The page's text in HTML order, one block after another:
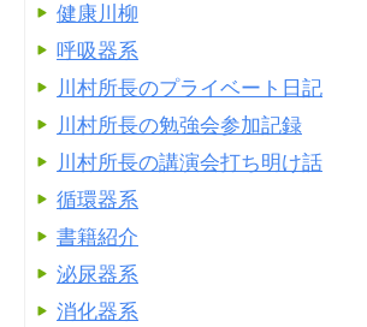
健康川柳
呼吸器系
川村所長のプライベート日記
川村所長の勉強会参加記録
川村所長の講演会打ち明け話
循環器系
書籍紹介
泌尿器系
消化器系